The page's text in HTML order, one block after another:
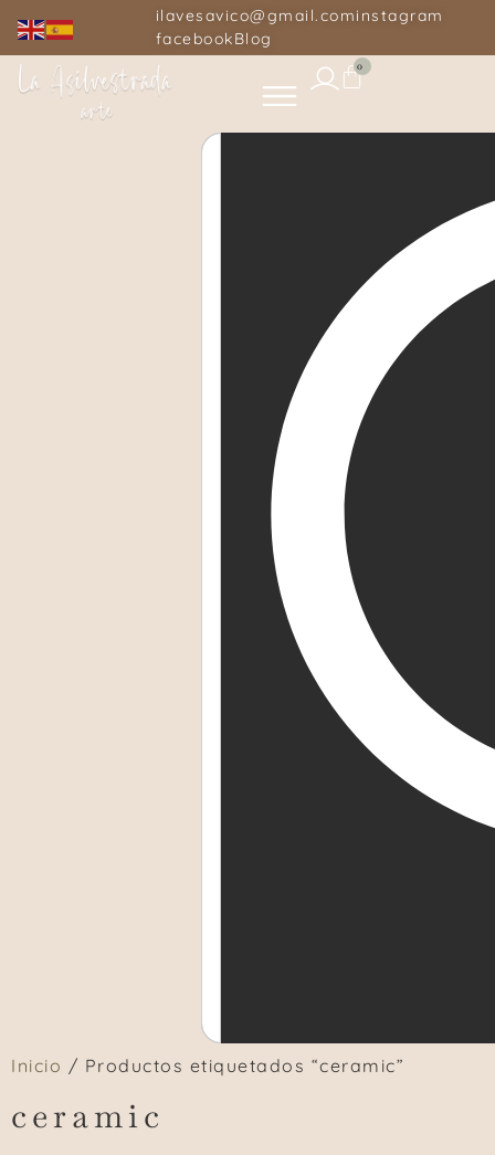
ilavesavico@gmail.cominstagram
facebookBlog
0
Inicio / Productos etiquetados “ceramic”
ceramic